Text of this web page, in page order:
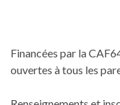
Financées par la
ouvertes à tous les